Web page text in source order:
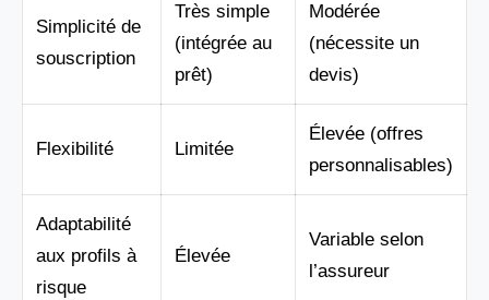
Simplicité de
souscription
Très simple
(intégrée au
prêt)
Modérée
(nécessite un
devis)
Flexibilité Limitée
Élevée (offres
personnalisables)
Adaptabilité
aux profils à
risque
Élevée
Variable selon
l’assureur